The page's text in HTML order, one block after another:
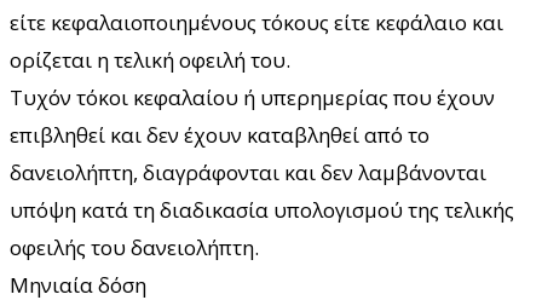
είτε κεφαλαιοποιημένους τόκους είτε κεφάλαιο και
ορίζεται η τελική οφειλή του.
Τυχόν τόκοι κεφαλαίου ή υπερημερίας που έχουν
επιβληθεί και δεν έχουν καταβληθεί από το
δανειολήπτη, διαγράφονται και δεν λαμβάνονται
υπόψη κατά τη διαδικασία υπολογισμού της τελικής
οφειλής του δανειολήπτη.
Μηνιαία δόση